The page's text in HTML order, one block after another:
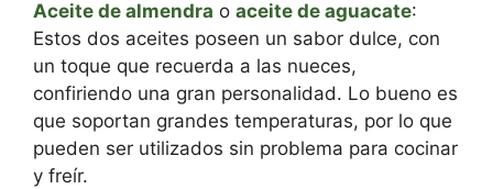
Aceite de almendra o aceite de aguacate:
Estos dos aceites poseen un sabor dulce, con
un toque que recuerda a las nueces,
confiriendo una gran personalidad. Lo bueno es
que soportan grandes temperaturas, por lo que
pueden ser utilizados sin problema para cocinar
y freír.